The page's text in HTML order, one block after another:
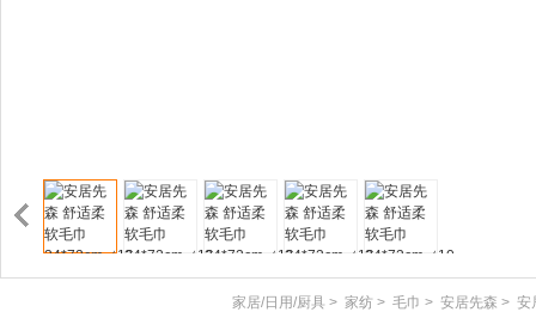
家居/日用/厨具 > 家纺 > 毛巾 > 安居先森 > 安